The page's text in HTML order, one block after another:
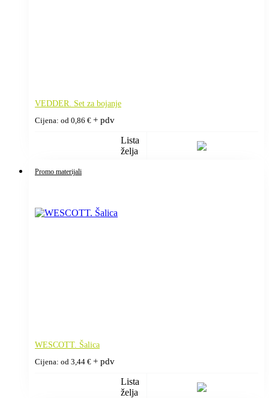
VEDDER. Set za bojanje
Cijena: od 0,86 € + pdv
Lista
želja
Promo materijali
WESCOTT. Šalica
Cijena: od 3,44 € + pdv
Lista
želja